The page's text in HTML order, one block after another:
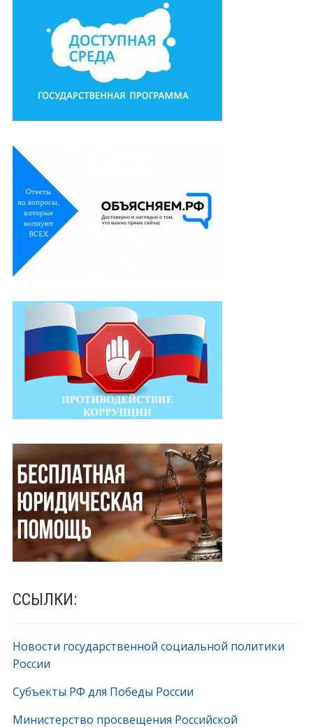
ССЫЛКИ:
Новости государственной социальной политики
России
Субъекты РФ для Победы России
Министерство просвещения Российской